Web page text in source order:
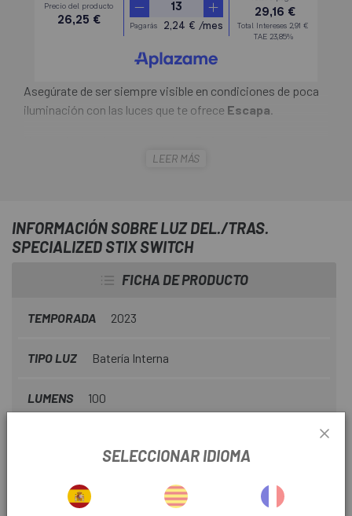
Asegúrate de ser siempre visible en condiciones de poca
iluminación con las luces que te ofrece Escapa.
Specialized Stix Switchtiene una mentalidad ying/yang,
presionado el botón y podrás pasar de una luz trasera roja
brillante a un simple faro blanco en segundos. Aumenta la
visibilidad y la flexibilidad con el Stix Switch.
LEER MÁS
INFORMACIÓN SOBRE LUZ DEL./TRAS.
SPECIALIZED STIX SWITCH
FICHA DE PRODUCTO
TEMPORADA 2023
TIPO LUZ Batería Interna
LUMENS 100
INFORMACIÓN DEL PRODUCTO
Características:
SELECCIONAR IDIOMA